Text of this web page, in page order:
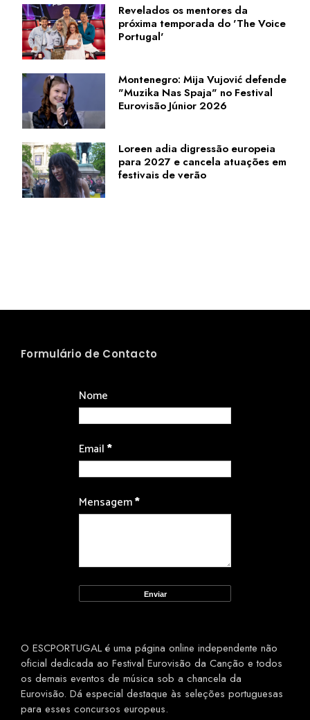
Revelados os mentores da
próxima temporada do 'The Voice
Portugal'
Montenegro: Mija Vujović defende
"Muzika Nas Spaja" no Festival
Eurovisão Júnior 2026
Loreen adia digressão europeia
para 2027 e cancela atuações em
festivais de verão
Formulário de Contacto
Nome
Email*
Mensagem*
O ESCPORTUGAL é uma página online independente não
oficial dedicada ao Festival Eurovisão da Canção e todos
os demais eventos de música sob a chancela da
Eurovisão. Dá especial destaque às seleções portuguesas
para esses concursos europeus.